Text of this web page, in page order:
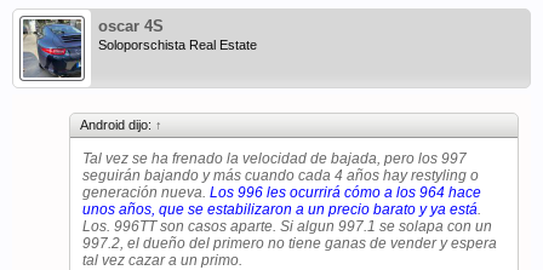
oscar 4S
Soloporschista Real Estate
Android dijo: ↑
Tal vez se ha frenado la velocidad de bajada, pero los 997
seguirán bajando y más cuando cada 4 años hay restyling o
generación nueva.Los 996 les ocurrirá cómo a los 964 hace
unos años, que se estabilizaron a un precio barato y ya está.
Los. 996TT son casos aparte. Si algun 997.1 se solapa con un
997.2, el dueño del primero no tiene ganas de vender y espera
tal vez cazar a un primo.